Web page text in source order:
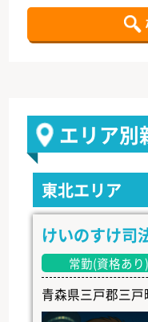
エリア別
東北エリア
けいのすけ司
常勤(資格あり)
青森県三戸郡三